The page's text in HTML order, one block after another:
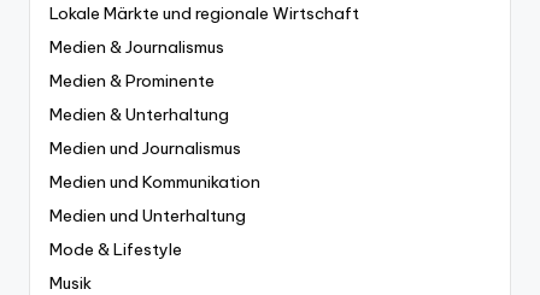
Lokale Märkte und regionale Wirtschaft
Medien & Journalismus
Medien & Prominente
Medien & Unterhaltung
Medien und Journalismus
Medien und Kommunikation
Medien und Unterhaltung
Mode & Lifestyle
Musik